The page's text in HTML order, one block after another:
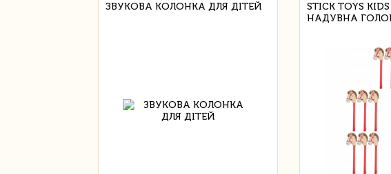
ЗВУКОВА КОЛОНКА ДЛЯ ДІТЕЙ
STICK TOYS
НАДУВНА